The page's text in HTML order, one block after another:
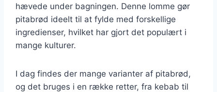
hævede under bagningen. Denne lomme gør
pitabrød ideelt til at fylde med forskellige
ingredienser, hvilket har gjort det populært i
mange kulturer.
I dag findes der mange varianter af pitabrød,
og det bruges i en række retter, fra kebab til